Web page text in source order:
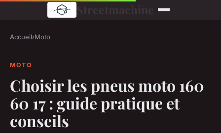
Accueil›Moto
MOTO
Choisir les pneus moto 160
60 17 : guide pratique et
conseils